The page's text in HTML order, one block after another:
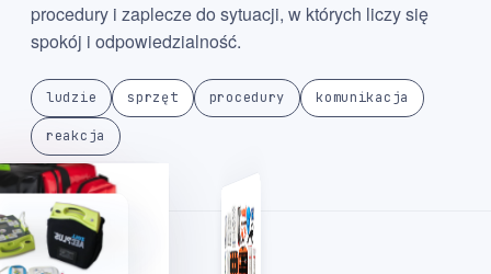
procedury i zaplecze do sytuacji, w których liczy się
spokój i odpowiedzialność.
ludzie sprzęt procedury komunikacja
reakcja